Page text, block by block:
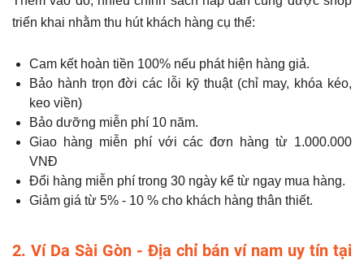
triển khai nhằm thu hút khách hàng cụ thể:
Cam kết hoàn tiền 100% nếu phát hiện hàng giả.
Bảo hành trọn đời các lỗi kỹ thuật (chỉ may, khóa kéo,
keo viền)
Bảo dưỡng miễn phí 10 năm.
Giao hàng miễn phí với các đơn hàng từ 1.000.000
VNĐ
Đổi hàng miễn phí trong 30 ngày kể từ ngay mua hàng.
Giảm giá từ 5% - 10 % cho khách hàng thân thiết.
2. Ví Da Sài Gòn - Địa chỉ bán ví nam uy tín tại